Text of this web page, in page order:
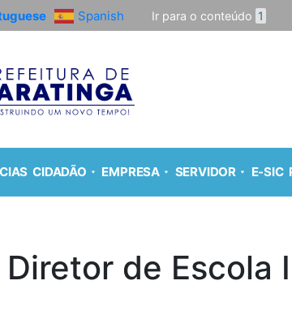
Spanish Ir para o conteúdo 1
CIDADÃO EMPRESA SERVIDOR E-SIC
Diretor de Escola I